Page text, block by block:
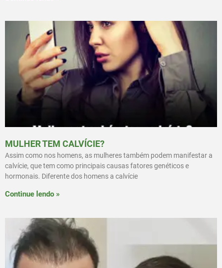
MULHER TEM CALVÍCIE?
Assim como nos homens, as mulheres também podem manifestar a
calvície, que tem como principais causas fatores genéticos e
hormonais. Diferente dos homens a calvície
Continue lendo »